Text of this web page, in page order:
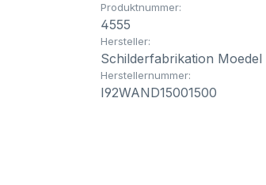
Produktnummer:
4555
Hersteller:
Schilderfabrikation Moedel
Herstellernummer:
I92WAND15001500